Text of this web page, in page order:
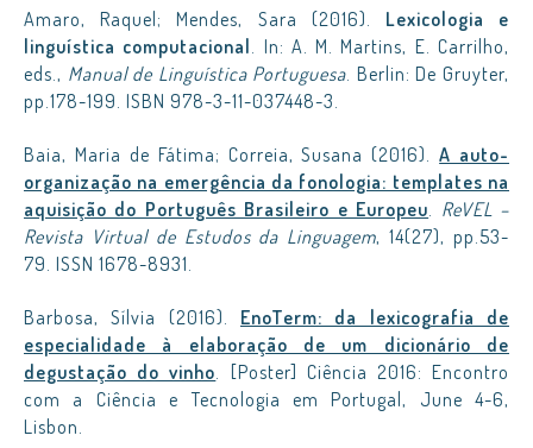
Amaro, Raquel; Mendes, Sara (2016). Lexicologia e
linguística computacional. In: A. M. Martins, E. Carrilho,
eds., Manual de Linguística Portuguesa. Berlin: De Gruyter,
pp.178-199. ISBN 978-3-11-037448-3.
Baia, Maria de Fátima; Correia, Susana (2016).A auto-
organização na emergência da fonologia: templates na
aquisição do Português Brasileiro e Europeu. ReVEL –
Revista Virtual de Estudos da Linguagem, 14(27), pp.53-
79. ISSN 1678-8931.
Barbosa, Sílvia (2016). EnoTerm: da lexicografia de
especialidade à elaboração de um dicionário de
degustação do vinho. [Poster] Ciência 2016: Encontro
com a Ciência e Tecnologia em Portugal, June 4-6,
Lisbon.